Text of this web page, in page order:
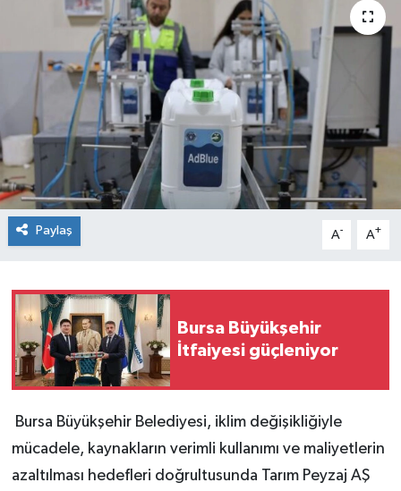
Paylaş A- A+
Bursa Büyükşehir
İtfaiyesi güçleniyor
Bursa Büyükşehir Belediyesi, iklim değişikliğiyle
mücadele, kaynakların verimli kullanımı ve maliyetlerin
azaltılması hedefleri doğrultusunda Tarım Peyzaj AŞ